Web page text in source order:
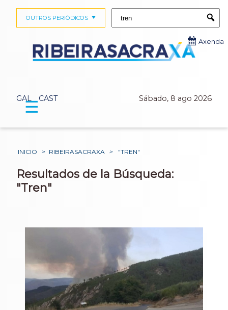
GAL CAST Sábado, 8 ago 2026
OUTROS PERIÓDICOS
Axenda
☰
INICIO > RIBEIRASACRAXA > "TREN"
Resultados de la Búsqueda:
"Tren"